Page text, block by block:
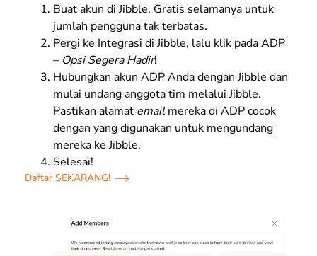
Buat akun di Jibble. Gratis selamanya untuk
jumlah pengguna tak terbatas.
Pergi ke Integrasi di Jibble, lalu klik pada ADP
– Opsi Segera Hadir!
Hubungkan akun ADP Anda dengan Jibble dan
mulai undang anggota tim melalui Jibble.
Pastikan alamat emailmereka di ADP cocok
dengan yang digunakan untuk mengundang
mereka ke Jibble.
Selesai!
Daftar SEKARANG!